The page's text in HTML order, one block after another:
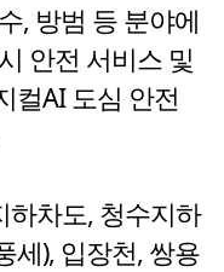
, 방범 등 분야에
안전 서비스 및
컬AI 도심 안전
하차도, 청수지하
세), 입장천, 쌍용